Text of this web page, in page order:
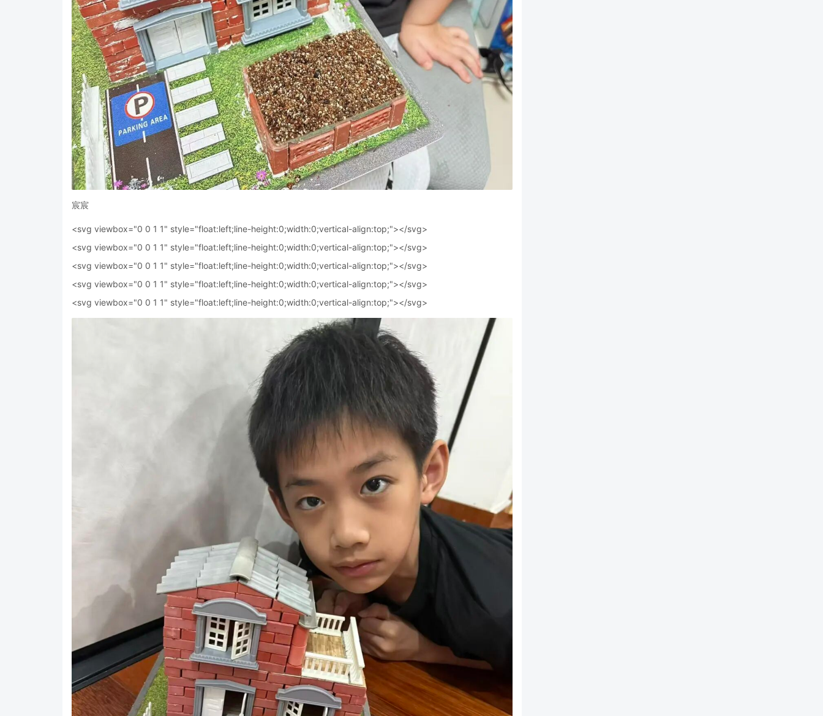
宸宸
<svg viewbox="0 0 1 1" style="float:left;line-height:0;width:0;vertical-align:top;"></svg>
<svg viewbox="0 0 1 1" style="float:left;line-height:0;width:0;vertical-align:top;"></svg>
<svg viewbox="0 0 1 1" style="float:left;line-height:0;width:0;vertical-align:top;"></svg>
<svg viewbox="0 0 1 1" style="float:left;line-height:0;width:0;vertical-align:top;"></svg>
<svg viewbox="0 0 1 1" style="float:left;line-height:0;width:0;vertical-align:top;"></svg>